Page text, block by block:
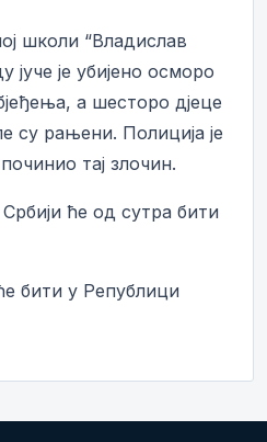
школи “Владислав
јуче је убијено осморо
а шесторо дјеце
су рањени. Полиција је
тај злочин.
ће од сутра бити
бити у Републици